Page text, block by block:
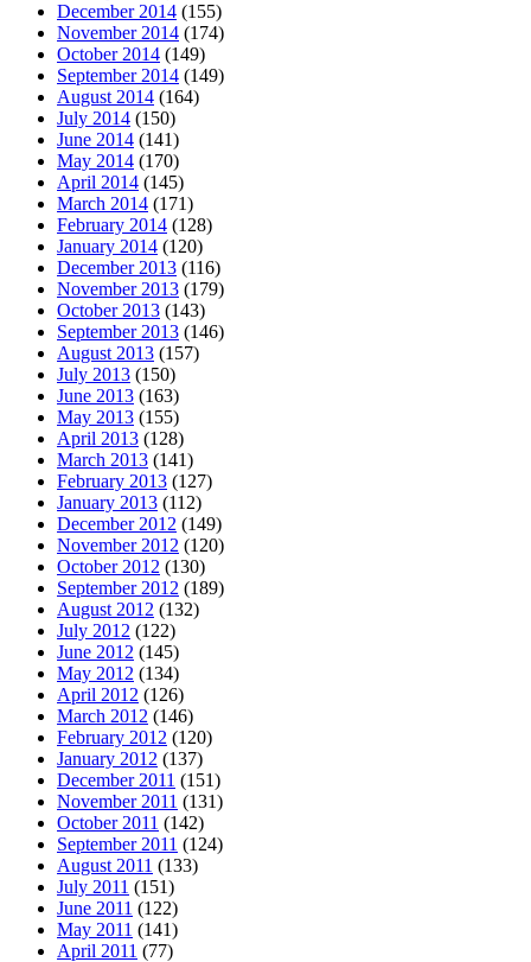
December 2014 (155)
November 2014 (174)
October 2014 (149)
September 2014 (149)
August 2014 (164)
July 2014 (150)
June 2014 (141)
May 2014 (170)
April 2014 (145)
March 2014 (171)
February 2014 (128)
January 2014 (120)
December 2013 (116)
November 2013 (179)
October 2013 (143)
September 2013 (146)
August 2013 (157)
July 2013 (150)
June 2013 (163)
May 2013 (155)
April 2013 (128)
March 2013 (141)
February 2013 (127)
January 2013 (112)
December 2012 (149)
November 2012 (120)
October 2012 (130)
September 2012 (189)
August 2012 (132)
July 2012 (122)
June 2012 (145)
May 2012 (134)
April 2012 (126)
March 2012 (146)
February 2012 (120)
January 2012 (137)
December 2011 (151)
November 2011 (131)
October 2011 (142)
September 2011 (124)
August 2011 (133)
July 2011 (151)
June 2011 (122)
May 2011 (141)
April 2011 (77)